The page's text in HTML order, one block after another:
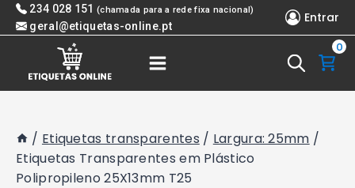
Skip 234 028 151 (chamada para a rede fixa nacional)
geral@etiquetas-online.pt
Entrar
0
/ Etiquetas transparentes / Largura: 25mm /
Etiquetas Transparentes em Plástico
Polipropileno 25X13mm T25